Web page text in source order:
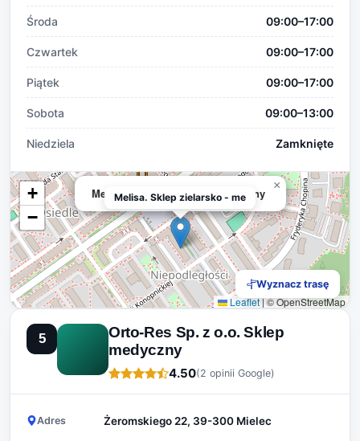
Środa 09:00–17:00
Czwartek 09:00–17:00
Piątek 09:00–17:00
Sobota 09:00–13:00
Niedziela Zamknięte
Melisa. Sklep zielarsko - medyczny
×
+
−
Leaflet|© OpenStreetMap
Melisa. Sklep zielarsko - me
Wyznacz trasę
5
Orto-Res Sp. z o.o. Sklep
medyczny
4.50(2 opinii Google)
Adres Żeromskiego 22, 39-300 Mielec